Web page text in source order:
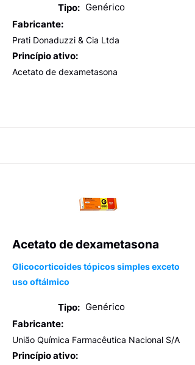
Tipo: Genérico
Fabricante:
Prati Donaduzzi & Cia Ltda
Princípio ativo:
Acetato de dexametasona
Acetato de dexametasona
Glicocorticoides tópicos simples exceto
uso oftálmico
Tipo: Genérico
Fabricante:
União Química Farmacêutica Nacional S/A
Princípio ativo: